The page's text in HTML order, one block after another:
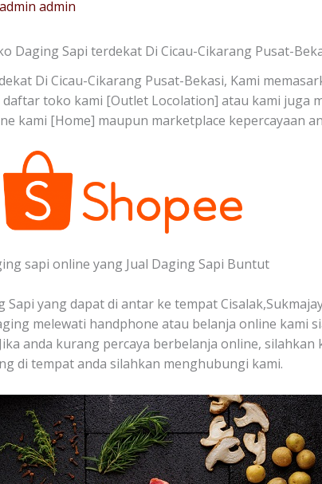
admin admin
Daging Sapi terdekat Di Cicau-Cikarang Pusat-
Di Cicau-Cikarang Pusat-Bekasi, Kami
toko kami [Outlet Locolation] atau kami juga
kami [Home] maupun marketplace kepercayaan
sapi online yang Jual Daging Sapi Buntut
Sapi yang dapat di antar ke tempat
melewati handphone atau belanja online kami
anda kurang percaya berbelanja online,
di tempat anda silahkan menghubungi kami.